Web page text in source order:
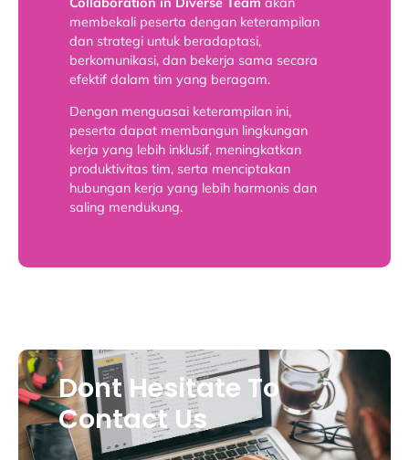
membekali peserta dengan keterampilan
dan strategi untuk beradaptasi,
berkomunikasi, dan bekerja sama secara
efektif dalam tim yang beragam.
Dengan menguasai keterampilan ini,
peserta dapat membangun lingkungan
kerja yang lebih inklusif, meningkatkan
produktivitas tim, serta menciptakan
hubungan kerja yang lebih harmonis dan
saling mendukung.
Dont Hesitate To
Contact Us